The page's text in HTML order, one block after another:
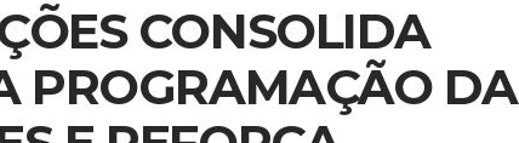
CONSOLIDA
PROGRAMAÇÃO DA